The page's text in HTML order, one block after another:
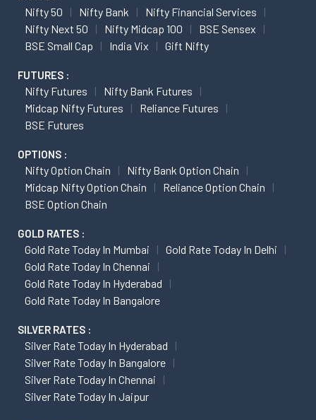
Nifty 50 Nifty Bank
Nifty Financial Services
Nifty Next 50
Nifty Midcap 100
BSE Sensex
BSE Small Cap
India Vix Gift Nifty
FUTURES :
Nifty Futures
Nifty Bank Futures
Midcap Nifty Futures
Reliance Futures
BSE Futures
OPTIONS :
Nifty Option Chain
Nifty Bank Option Chain
Midcap Nifty Option Chain
Reliance Option Chain
BSE Option Chain
GOLD RATES :
Gold Rate Today In Mumbai
Gold Rate Today In Delhi
Gold Rate Today In Chennai
Gold Rate Today In Hyderabad
Gold Rate Today In Bangalore
SILVER RATES :
Silver Rate Today In Hyderabad
Silver Rate Today In Bangalore
Silver Rate Today In Chennai
Silver Rate Today In Jaipur